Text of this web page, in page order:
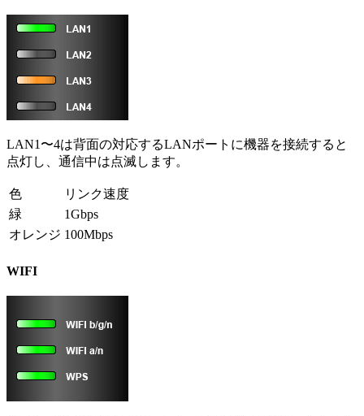
LAN1〜4は背面の対応するLANポートに機器を接続すると
点灯し、通信中は点滅します。
色
リンク速度
緑
1Gbps
オレンジ 100Mbps
WIFI